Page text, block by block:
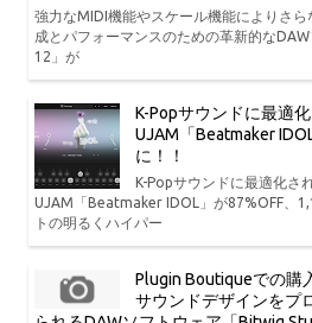
強力なMIDI機能やスケール機能によりさ
成とパフォーマンスのための革新的な
12」が
K-Popサウンドに最適
UJAM「Beatmaker
に！！
K-Popサウンドに最適化さ
UJAM「Beatmaker IDOL」が87%OFF、
トの明るくハイパー
Plugin Boutiqueでの購
サウンドデザインをプ